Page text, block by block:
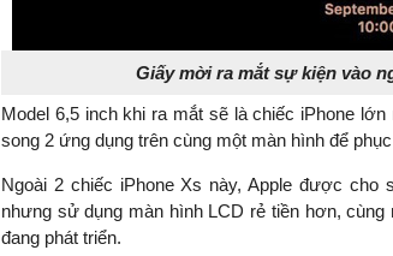
Giấy mời ra mắt sự kiện vào
Model 6,5 inch khi ra mắt sẽ là chiếc iPhone
song 2 ứng dụng trên cùng một màn hình để
Ngoài 2 chiếc iPhone Xs này, Apple được
nhưng sử dụng màn hình LCD rẻ tiền hơn,
đang phát triển.